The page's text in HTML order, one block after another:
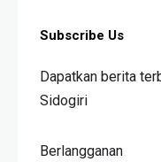
Subscribe Us
Dapatkan berita
Sidogiri
Berlangganan